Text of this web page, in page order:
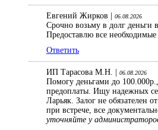
Евгений Жирков | 06.08.2026
Срочно возьму в долг деньги
Предоставлю все
Ответить
ИП Тарасова М.Н. | 06.08.2026
Помогу деньгами до
предоплаты. Ищу надежных
Ларьяк. Залог не обязателен
при встрече, все
уточняйте у